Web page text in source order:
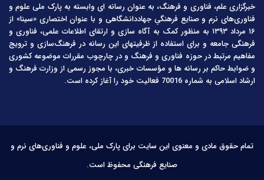
خبرگزاری علم، فناوری و فرهنگ، به عنوان رسانه ای وابسته به پارک ملی علوم و
فناوری‌های نرم و صنایع فرهنگیِ جهاددانشگاهی و با عنوان اختصاری «سینا» از
۱۶ مرداد ۱۳۹۳ به منظور کمک به آگاه سازی و ارتقای اطلاعات علمی، فناوری و
فرهنگی جامعه و برای استفاده از ظرفیتهای این رسانه در فرهنگ‌سازی و ترویج
مفاهیم مرتبط در حوزه فناوری و فرهنگ و در چارچوب مقررات موضوعه کشوری
و ضوابط حاکم بر رسانه ها و مؤسسات خبری، با مجوز رسمی از وزارت فرهنگ و
ارشاد اسلامی به شماره 70016 فعالیت خود را آغاز کرده است.
تمام حقوق مادی و معنوی این سایت برای پارک ملی، علوم و فناوری‌های نرم و
صنایع فرهنگی محفوظ است.